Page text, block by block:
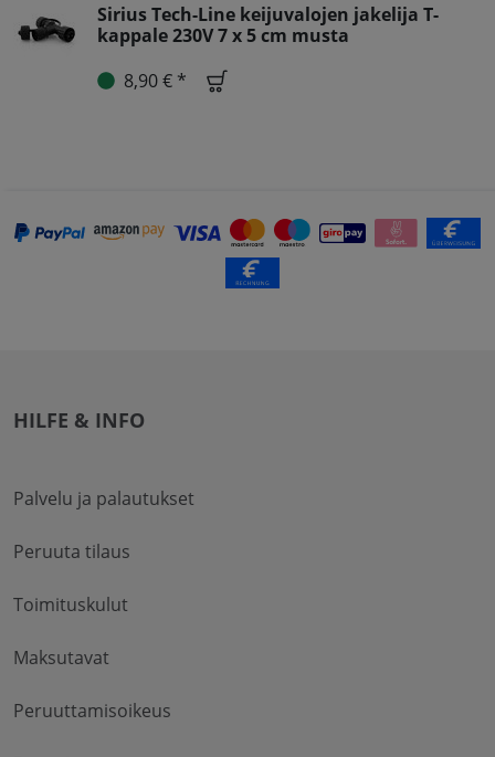
Sirius Tech-Line keijuvalojen jakelija T-
kappale 230V 7 x 5 cm musta
8,90 € *
HILFE & INFO
Palvelu ja palautukset
Peruuta tilaus
Toimituskulut
Maksutavat
Peruuttamisoikeus